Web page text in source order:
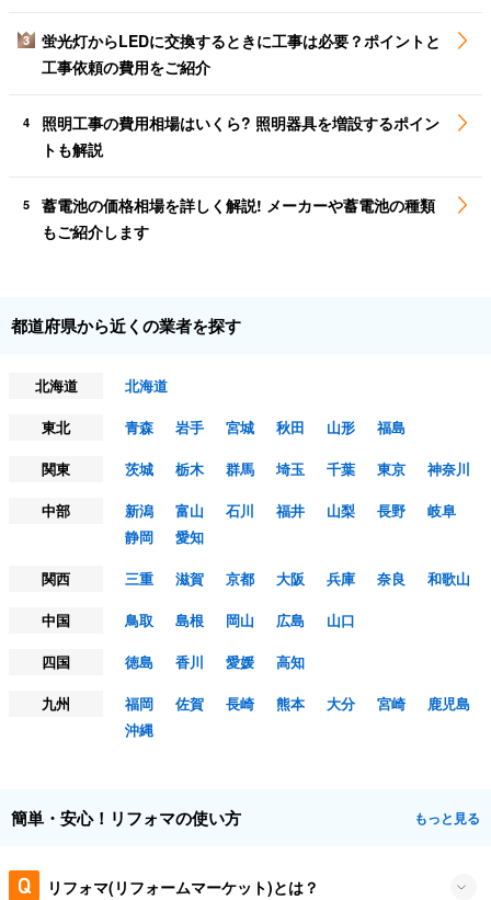
3
蛍光灯からLEDに交換するときに工事は必要？ポイントと
工事依頼の費用をご紹介
4
照明工事の費用相場はいくら? 照明器具を増設するポイン
トも解説
5
蓄電池の価格相場を詳しく解説! メーカーや蓄電池の種類
もご紹介します
都道府県から近くの業者を探す
北海道
北海道
東北
青森 岩手 宮城 秋田 山形
福島
関東
茨城 栃木 群馬 埼玉 千葉 東京
神奈川
中部
新潟 富山 石川 福井 山梨 長野
岐阜
静岡
愛知
関西
三重 滋賀 京都 大阪 兵庫 奈良
和歌山
中国
鳥取 島根 岡山 広島
山口
四国
徳島 香川 愛媛
高知
九州
福岡 佐賀 長崎 熊本 大分 宮崎
鹿児島
沖縄
簡単・安心！リフォマの使い方 もっと見る
リフォマ(リフォームマーケット)とは？